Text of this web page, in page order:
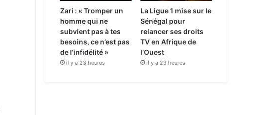
Zari : « Tromper un
homme qui ne
subvient pas à tes
besoins, ce n’est pas
de l’infidélité »
il y a 23 heures
La Ligue 1 mise sur le
Sénégal pour
relancer ses droits
TV en Afrique de
l’Ouest
il y a 23 heures